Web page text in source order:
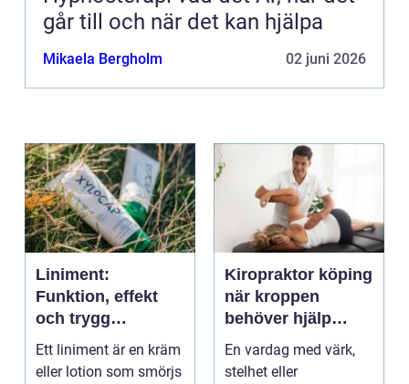
går till och när det kan hjälpa
Mikaela Bergholm 02 juni 2026
Liniment:
Funktion, effekt
och trygg
användning
Ett liniment är en kräm
eller lotion som smörjs
Kiropraktor köping
när kroppen
behöver hjälp
tillbaka
En vardag med värk,
stelhet eller